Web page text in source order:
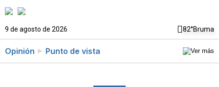
9 de agosto de 2026 82°Bruma
Opinión Punto de vista